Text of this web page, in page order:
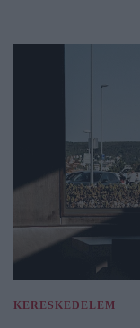
KERESKEDELEM